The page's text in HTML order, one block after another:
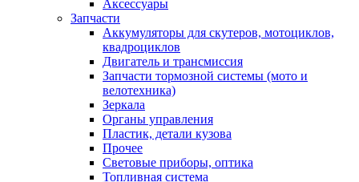
Аксессуары
Запчасти
Аккумуляторы для скутеров, мотоциклов,
квадроциклов
Двигатель и трансмиссия
Запчасти тормозной системы (мото и
велотехника)
Зеркала
Органы управления
Пластик, детали кузова
Прочее
Световые приборы, оптика
Топливная система